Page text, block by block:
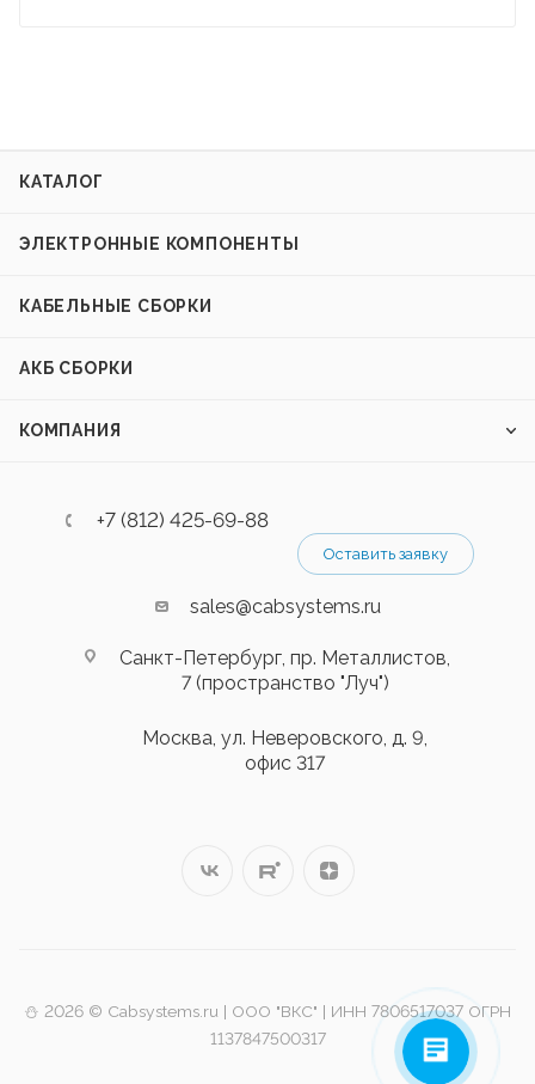
КАТАЛОГ
ЭЛЕКТРОННЫЕ КОМПОНЕНТЫ
КАБЕЛЬНЫЕ СБОРКИ
АКБ СБОРКИ
КОМПАНИЯ
+7 (812) 425-69-88
Оставить заявку
sales@cabsystems.ru
Санкт-Петербург, пр. Металлистов,
7 (пространство "Луч")
Москва, ул. Неверовского, д. 9,
офис 317
⛄️ 2026 © Cabsystems.ru | ООО "ВКС" | ИНН 7806517037 ОГРН
1137847500317